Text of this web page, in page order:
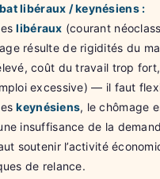
libéraux / keynésiens :
libéraux (courant
résulte de rigidités du
coût du travail trop
excessive) — il faut
keynésiens, le chômage
insuffisance de la
soutenir l’activité
de relance.